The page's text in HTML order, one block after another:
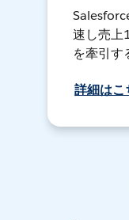
速し売上
を牽引す
詳細はこ